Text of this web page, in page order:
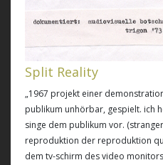
Split Reality
„1967 projekt einer
publikum unhörbar, gespielt. ich
singe dem publikum vor.
reproduktion der reproduktion
dem tv-schirm des video